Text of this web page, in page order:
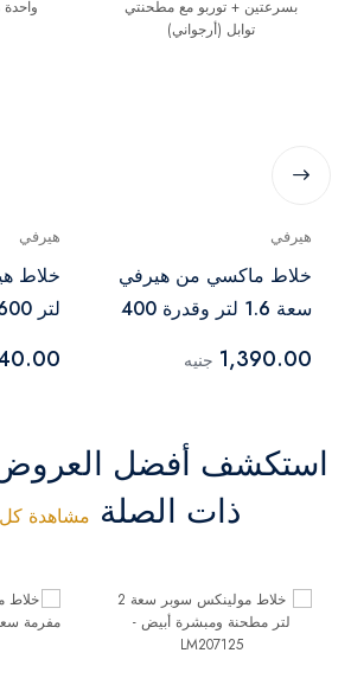
هيرفي
خلاط ماكسي من هيرفي
سعة 1.6 لتر وقدرة 400
مع مطحنتي توابل
1,390.00 جنيه
هيرفي
مطحنة
استكشف أفضل
ذات الصلة مشاهدة